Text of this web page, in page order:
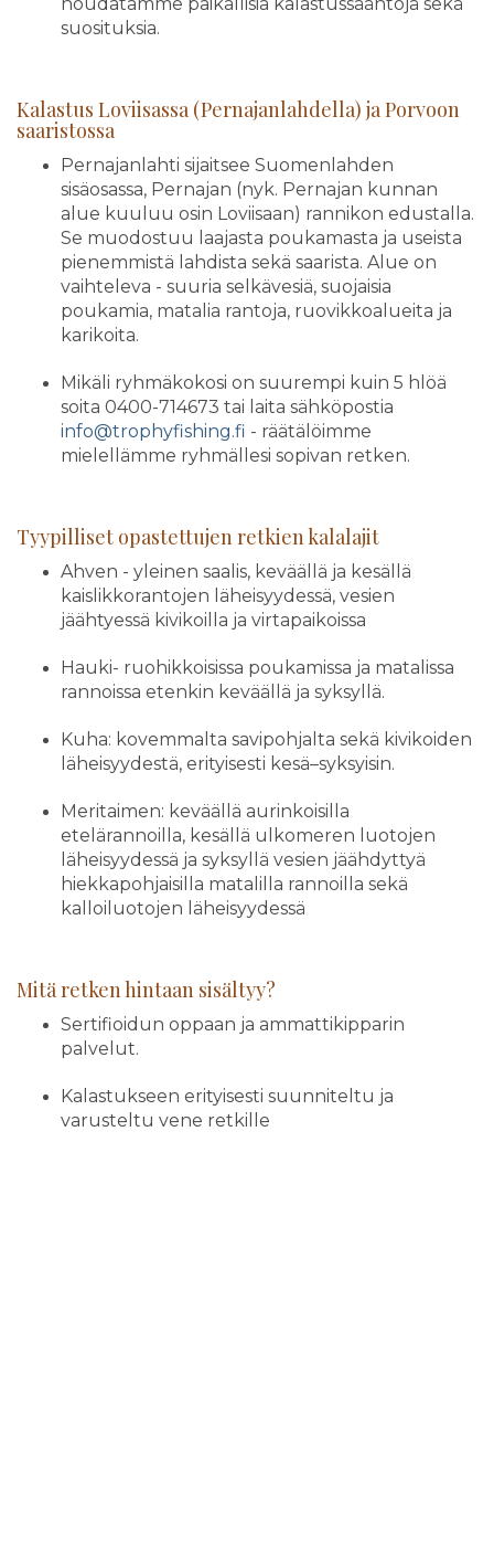
suosituksia.
Kalastus Loviisassa (Pernajanlahdella) ja Porvoon
saaristossa
Pernajanlahti sijaitsee Suomenlahden
sisäosassa, Pernajan (nyk. Pernajan kunnan
alue kuuluu osin Loviisaan) rannikon edustalla.
Se muodostuu laajasta poukamasta ja useista
pienemmistä lahdista sekä saarista. Alue on
vaihteleva - suuria selkävesiä, suojaisia
poukamia, matalia rantoja, ruovikkoalueita ja
karikoita.
Mikäli ryhmäkokosi on suurempi kuin 5 hlöä
soita 0400-714673 tai laita sähköpostia
info@trophyfishing.fi - räätälöimme
mielellämme ryhmällesi sopivan retken.
Tyypilliset opastettujen retkien kalalajit
Ahven - yleinen saalis, keväällä ja kesällä
kaislikkorantojen läheisyydessä, vesien
jäähtyessä kivikoilla ja virtapaikoissa
Hauki- ruohikkoisissa poukamissa ja matalissa
rannoissa etenkin keväällä ja syksyllä.
Kuha: kovemmalta savipohjalta sekä kivikoiden
läheisyydestä, erityisesti kesä–syksyisin.
Meritaimen: keväällä aurinkoisilla
etelärannoilla, kesällä ulkomeren luotojen
läheisyydessä ja syksyllä vesien jäähdyttyä
hiekkapohjaisilla matalilla rannoilla sekä
kalloiluotojen läheisyydessä
Mitä retken hintaan sisältyy?
Sertifioidun oppaan ja ammattikipparin
palvelut.
Kalastukseen erityisesti suunniteltu ja
varusteltu vene retkille